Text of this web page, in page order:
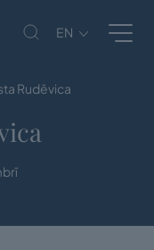
EN
Rudēvica